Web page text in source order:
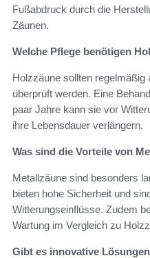
Fußabdruck durch die
Zäunen.
Welche Pflege benötigen
Holzzäune sollten
überprüft werden. Eine
paar Jahre kann sie vor
ihre Lebensdauer verlängern.
Was sind die Vorteile von
Metallzäune sind besonders
bieten hohe Sicherheit und
Witterungseinflüsse. Zudem
Wartung im Vergleich zu
Gibt es innovative